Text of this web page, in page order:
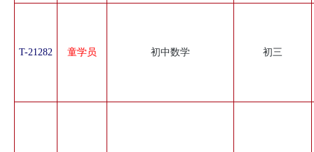
T-21282 童学员 初中数学 初三